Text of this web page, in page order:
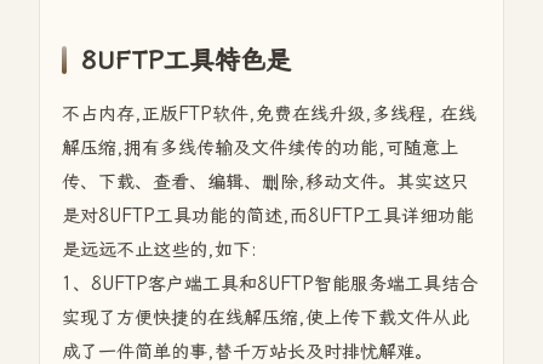
8UFTP工具特色是
不占内存,正版FTP软件,免费在线升级,多线程, 在线
解压缩,拥有多线传输及文件续传的功能,可随意上
传、下载、查看、编辑、删除,移动文件。其实这只
是对8UFTP工具功能的简述,而8UFTP工具详细功能
是远远不止这些的,如下:
1、8UFTP客户端工具和8UFTP智能服务端工具结合
实现了方便快捷的在线解压缩,使上传下载文件从此
成了一件简单的事,替千万站长及时排忧解难。